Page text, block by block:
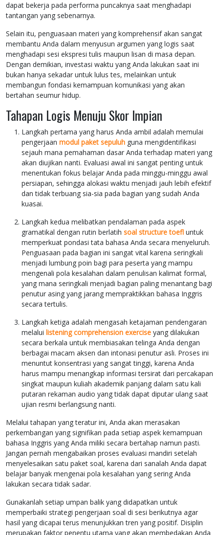
dapat bekerja pada performa puncaknya saat menghadapi
tantangan yang sebenarnya.
Selain itu, penguasaan materi yang komprehensif akan sangat
membantu Anda dalam menyusun argumen yang logis saat
menghadapi sesi ekspresi tulis maupun lisan di masa depan.
Dengan demikian, investasi waktu yang Anda lakukan saat ini
bukan hanya sekadar untuk lulus tes, melainkan untuk
membangun fondasi kemampuan komunikasi yang akan
bertahan seumur hidup.
Tahapan Logis Menuju Skor Impian
Langkah pertama yang harus Anda ambil adalah memulai
pengerjaan modul paket sepuluh guna mengidentifikasi
sejauh mana pemahaman dasar Anda terhadap materi yang
akan diujikan nanti. Evaluasi awal ini sangat penting untuk
menentukan fokus belajar Anda pada minggu-minggu awal
persiapan, sehingga alokasi waktu menjadi jauh lebih efektif
dan tidak terbuang sia-sia pada bagian yang sudah Anda
kuasai.
Langkah kedua melibatkan pendalaman pada aspek
gramatikal dengan rutin berlatih soal structure toefl untuk
memperkuat pondasi tata bahasa Anda secara menyeluruh.
Penguasaan pada bagian ini sangat vital karena seringkali
menjadi lumbung poin bagi para peserta yang mampu
mengenali pola kesalahan dalam penulisan kalimat formal,
yang mana seringkali menjadi bagian paling menantang bagi
penutur asing yang jarang mempraktikkan bahasa Inggris
secara tertulis.
Langkah ketiga adalah mengasah ketajaman pendengaran
melalui listening comprehension exercise yang dilakukan
secara berkala untuk membiasakan telinga Anda dengan
berbagai macam aksen dan intonasi penutur asli. Proses ini
menuntut konsentrasi yang sangat tinggi, karena Anda
harus mampu menangkap informasi tersirat dari percakapan
singkat maupun kuliah akademik panjang dalam satu kali
putaran rekaman audio yang tidak dapat diputar ulang saat
ujian resmi berlangsung nanti.
Melalui tahapan yang teratur ini, Anda akan merasakan
perkembangan yang signifikan pada setiap aspek kemampuan
bahasa Inggris yang Anda miliki secara bertahap namun pasti.
Jangan pernah mengabaikan proses evaluasi mandiri setelah
menyelesaikan satu paket soal, karena dari sanalah Anda dapat
belajar banyak mengenai pola kesalahan yang sering Anda
lakukan secara tidak sadar.
Gunakanlah setiap umpan balik yang didapatkan untuk
memperbaiki strategi pengerjaan soal di sesi berikutnya agar
hasil yang dicapai terus menunjukkan tren yang positif. Disiplin
merupakan faktor penentu utama yang akan membedakan Anda